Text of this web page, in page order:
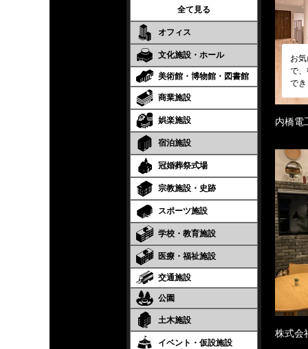
全て見る
オフィス
文化施設・ホール
美術館・博物館・図書館
商業施設
娯楽施設
宿泊施設
冠婚葬祭式場
宗教施設・史跡
スポーツ施設
学校・教育施設
医療・福祉施設
交通施設
公園
土木施設
イベント・仮設施設
お
で
で
内橋電
株式会